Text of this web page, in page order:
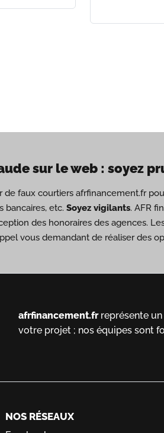
sur le web : soyez
faux courtiers afrfinancement.fr
bancaires, etc. Soyez vigilants. AFR
des honoraires des agences.
vous demandant de réaliser des
afrfinancement.frreprésente un
votre projet ; nos équipes sont
NOS RÉSEAUX